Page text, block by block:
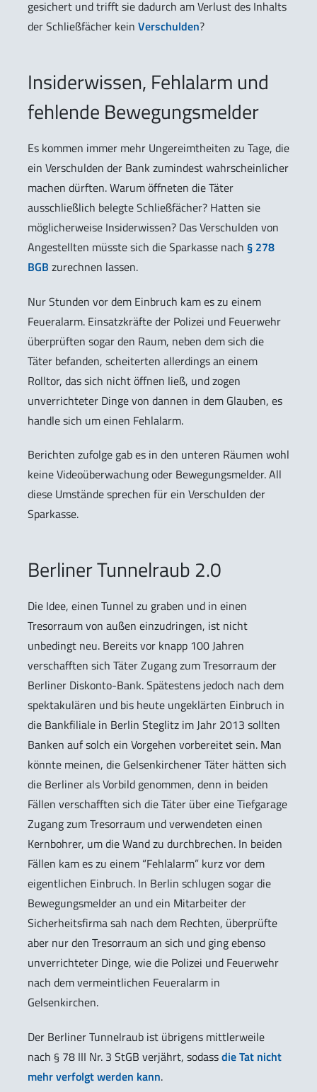
gesichert und trifft sie dadurch am Verlust des Inhalts
der Schließfächer kein Verschulden?
Insiderwissen, Fehlalarm und
fehlende Bewegungsmelder
Es kommen immer mehr Ungereimtheiten zu Tage, die
ein Verschulden der Bank zumindest wahrscheinlicher
machen dürften. Warum öffneten die Täter
ausschließlich belegte Schließfächer? Hatten sie
möglicherweise Insiderwissen? Das Verschulden von
Angestellten müsste sich die Sparkasse nach § 278
BGB zurechnen lassen.
Nur Stunden vor dem Einbruch kam es zu einem
Feueralarm. Einsatzkräfte der Polizei und Feuerwehr
überprüften sogar den Raum, neben dem sich die
Täter befanden, scheiterten allerdings an einem
Rolltor, das sich nicht öffnen ließ, und zogen
unverrichteter Dinge von dannen in dem Glauben, es
handle sich um einen Fehlalarm.
Berichten zufolge gab es in den unteren Räumen wohl
keine Videoüberwachung oder Bewegungsmelder. All
diese Umstände sprechen für ein Verschulden der
Sparkasse.
Berliner Tunnelraub 2.0
Die Idee, einen Tunnel zu graben und in einen
Tresorraum von außen einzudringen, ist nicht
unbedingt neu. Bereits vor knapp 100 Jahren
verschafften sich Täter Zugang zum Tresorraum der
Berliner Diskonto-Bank. Spätestens jedoch nach dem
spektakulären und bis heute ungeklärten Einbruch in
die Bankfiliale in Berlin Steglitz im Jahr 2013 sollten
Banken auf solch ein Vorgehen vorbereitet sein. Man
könnte meinen, die Gelsenkirchener Täter hätten sich
die Berliner als Vorbild genommen, denn in beiden
Fällen verschafften sich die Täter über eine Tiefgarage
Zugang zum Tresorraum und verwendeten einen
Kernbohrer, um die Wand zu durchbrechen. In beiden
Fällen kam es zu einem “Fehlalarm” kurz vor dem
eigentlichen Einbruch. In Berlin schlugen sogar die
Bewegungsmelder an und ein Mitarbeiter der
Sicherheitsfirma sah nach dem Rechten, überprüfte
aber nur den Tresorraum an sich und ging ebenso
unverrichteter Dinge, wie die Polizei und Feuerwehr
nach dem vermeintlichen Feueralarm in
Gelsenkirchen.
Der Berliner Tunnelraub ist übrigens mittlerweile
nach § 78 III Nr. 3 StGB verjährt, sodassdie Tat nicht
mehr verfolgt werden kann.